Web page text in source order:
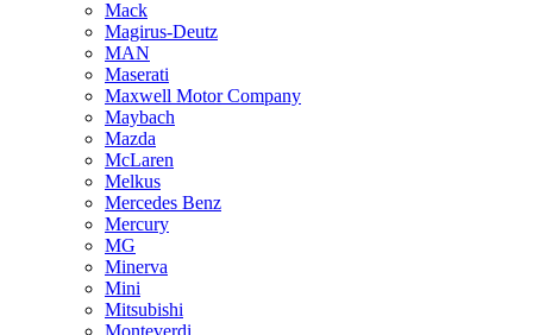
Mack
Magirus-Deutz
MAN
Maserati
Maxwell Motor Company
Maybach
Mazda
McLaren
Melkus
Mercedes Benz
Mercury
MG
Minerva
Mini
Mitsubishi
Monteverdi